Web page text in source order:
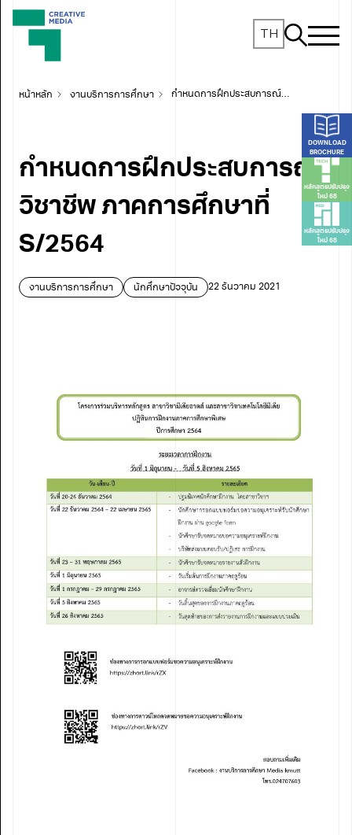
TH
DOWNLOAD
BROCHURE
หลักสูตรปรับปรุง
ใหม่ 68
หลักสูตรปรับปรุง
ใหม่ 68
หน้าหลัก งานบริการการศึกษา กำหนดการฝึกประสบการณ์วิชาชีพ ภาคการศึกษาที่ S/2564
กำหนดการฝึกประสบการณ์
วิชาชีพ ภาคการศึกษาที่
S/2564
งานบริการการศึกษา นักศึกษาปัจจุบัน 22 ธันวาคม 2021